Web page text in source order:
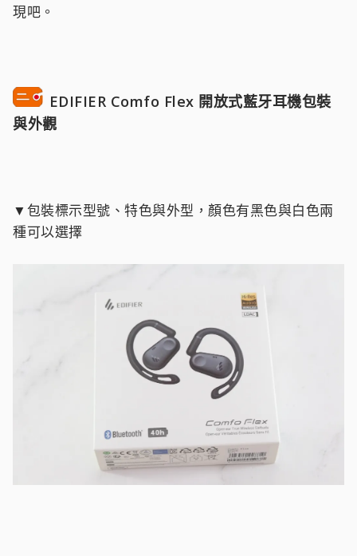
現吧。
EDIFIER Comfo Flex 開放式藍牙耳機包裝
與外觀
▼包裝標示型號、特色與外型，顏色有黑色與白色兩
種可以選擇